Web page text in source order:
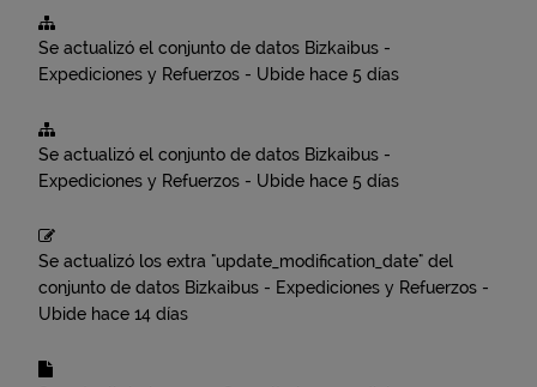
Se actualizó el conjunto de datos Bizkaibus -
Expediciones y Refuerzos - Ubide hace 5 días
Se actualizó el conjunto de datos Bizkaibus -
Expediciones y Refuerzos - Ubide hace 5 días
Se actualizó los extra "update_modification_date" del
conjunto de datos Bizkaibus - Expediciones y Refuerzos -
Ubide hace 14 días